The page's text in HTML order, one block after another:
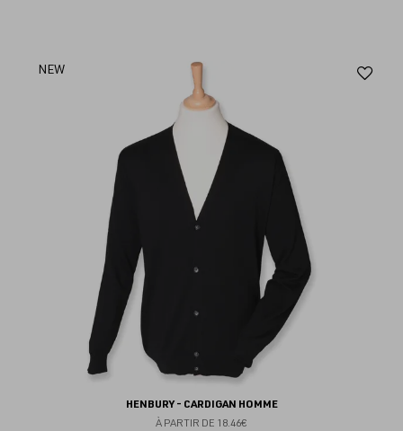
NEW
HENBURY - CARDIGAN HOMME
À PARTIR DE 18.46€